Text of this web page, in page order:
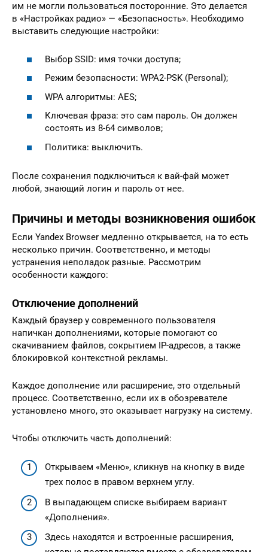
им не могли пользоваться посторонние. Это делается
в «Настройках радио» — «Безопасность». Необходимо
выставить следующие настройки:
Выбор SSID: имя точки доступа;
Режим безопасности: WPA2-PSK (Personal);
WPA алгоритмы: AES;
Ключевая фраза: это сам пароль. Он должен
состоять из 8-64 символов;
Политика: выключить.
После сохранения подключиться к вай-фай может
любой, знающий логин и пароль от нее.
Причины и методы возникновения ошибок
Если Yandex Browser медленно открывается, на то есть
несколько причин. Соответственно, и методы
устранения неполадок разные. Рассмотрим
особенности каждого:
Отключение дополнений
Каждый браузер у современного пользователя
напичкан дополнениями, которые помогают со
скачиванием файлов, сокрытием IP-адресов, а также
блокировкой контекстной рекламы.
Каждое дополнение или расширение, это отдельный
процесс. Соответственно, если их в обозревателе
установлено много, это оказывает нагрузку на систему.
Чтобы отключить часть дополнений:
Открываем «Меню», кликнув на кнопку в виде
трех полос в правом верхнем углу.
В выпадающем списке выбираем вариант
«Дополнения».
Здесь находятся и встроенные расширения,